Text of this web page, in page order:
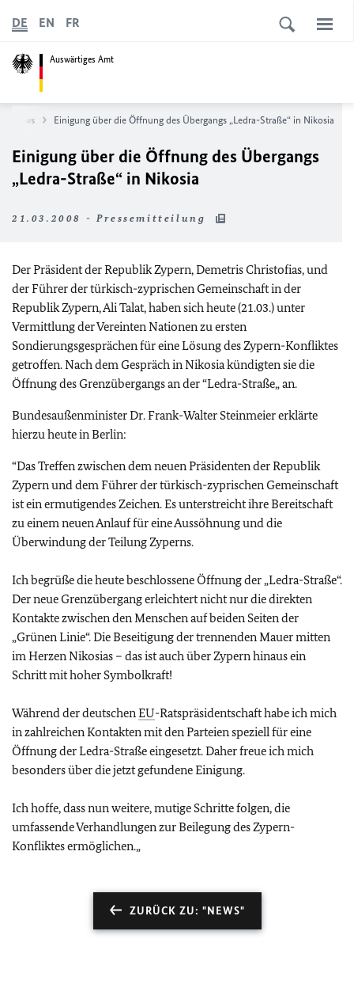
Auswärtiges Amt
DE EN FR
News Einigung über die Öffnung des Übergangs „Ledra-Straße“ in Nikosia
Einigung über die Öffnung des Übergangs
„Ledra-Straße“ in Nikosia
21.03.2008 - Pressemitteilung
Der Präsident der Republik Zypern, Demetris Christofias, und
der Führer der türkisch-zyprischen Gemeinschaft in der
Republik Zypern, Ali Talat, haben sich heute (21.03.) unter
Vermittlung der Vereinten Nationen zu ersten
Sondierungsgesprächen für eine Lösung des Zypern-Konfliktes
getroffen. Nach dem Gespräch in Nikosia kündigten sie die
Öffnung des Grenzübergangs an der “Ledra-Straße„ an.
Bundesaußenminister Dr. Frank-Walter Steinmeier erklärte
hierzu heute in Berlin:
“Das Treffen zwischen dem neuen Präsidenten der Republik
Zypern und dem Führer der türkisch-zyprischen Gemeinschaft
ist ein ermutigendes Zeichen. Es unterstreicht ihre Bereitschaft
zu einem neuen Anlauf für eine Aussöhnung und die
Überwindung der Teilung Zyperns.
Ich begrüße die heute beschlossene Öffnung der „Ledra-Straße“.
Der neue Grenzübergang erleichtert nicht nur die direkten
Kontakte zwischen den Menschen auf beiden Seiten der
„Grünen Linie“. Die Beseitigung der trennenden Mauer mitten
im Herzen Nikosias – das ist auch über Zypern hinaus ein
Schritt mit hoher Symbolkraft!
Während der deutschenEU-Ratspräsidentschaft habe ich mich
in zahlreichen Kontakten mit den Parteien speziell für eine
Öffnung der Ledra-Straße eingesetzt. Daher freue ich mich
besonders über die jetzt gefundene Einigung.
Ich hoffe, dass nun weitere, mutige Schritte folgen, die
umfassende Verhandlungen zur Beilegung des Zypern-
Konfliktes ermöglichen.„
ZURÜCK ZU: "NEWS"